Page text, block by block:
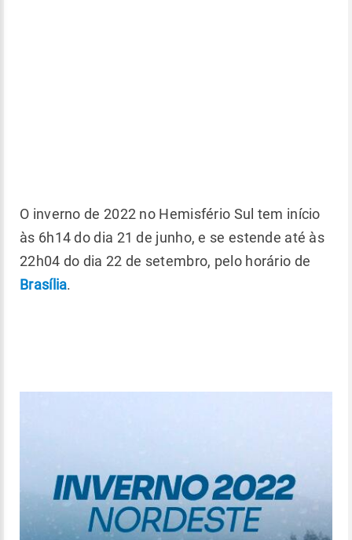
O inverno de 2022 no Hemisfério Sul tem início
às 6h14 do dia 21 de junho, e se estende até às
22h04 do dia 22 de setembro, pelo horário de
Brasília.